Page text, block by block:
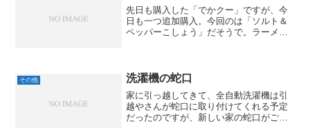
先日も購入した「でかクー」ですが、今
日も一つ追加購入。今回のは「ソルト＆
ペッパーこしょう」だそうで。ラーメン
わいいみたいなので、見つけ...
その他 洗濯機の蛇口
家に引っ越してきて、全自動洗濯機は引
越やさんが蛇口に取り付けてくれる予定
だったのですが、新しい家の蛇口がごく